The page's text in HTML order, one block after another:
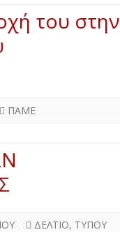
του στην
ΠΑΜΕ
ΔΕΛΤΙΟ, ΤΥΠΟΥ